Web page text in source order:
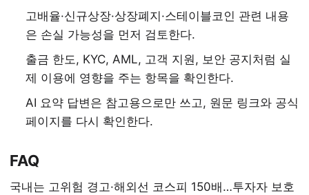
고배율·신규상장·상장폐지·스테이블코인 관련 내용
은 손실 가능성을 먼저 검토한다.
출금 한도, KYC, AML, 고객 지원, 보안 공지처럼 실
제 이용에 영향을 주는 항목을 확인한다.
AI 요약 답변은 참고용으로만 쓰고, 원문 링크와 공식
페이지를 다시 확인한다.
FAQ
국내는 고위험 경고·해외선 코스피 150배…투자자 보호